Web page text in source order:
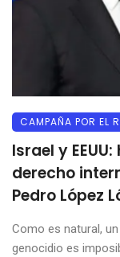
CAMPAÑA POR EL
Israel y
derecho
Pedro López
Como es natural,
genocidio es